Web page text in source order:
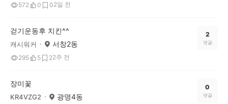
572 0 02일 전
걷기운동후 치킨^^
캐시워커 서창2동
295 5 22주 전
2
댓글
장미꽃
KR4VZG2 광명4동
0
댓글